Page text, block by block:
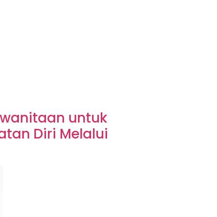
untuk
Diri Melalui